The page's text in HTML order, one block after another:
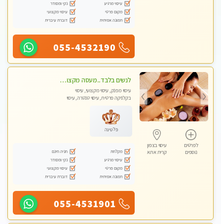
עיסוי מרגיע
נקי ומסודר
מקום פרטי
עיסוי מקצועי
תמונה אמיתית
דוברת עיברית
055-4532190
לפרטים
נוספים
עיסוי בצפון
קרית אתא
לנשים בלבד..מעסה מקצועי לנשים בלבד לעיסוי מרגיע ומפנק VIP-מומלץ לחלוטין! פרטי! ​​​​​​
עיסוי מפנק, עיסוי מקצועי, עיסוי
בקלניקה פרטית, עיסוי טנטרה, עיסוי
פלטינה
מקלחת
חניה חינם
עיסוי מרגיע
נקי ומסודר
מקום פרטי
עיסוי מקצועי
תמונה אמיתית
דוברת עיברית
055-4531901